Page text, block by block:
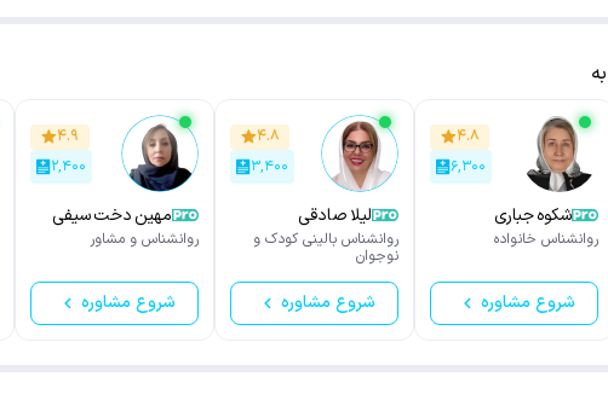
۴.۸
۶,۳۰۰
شکوه جباری
روانشناس خانواده
شروع مشاوره
۴.۸
۳,۴۰۰
لیلا صادقی
روانشناس بالینی کودک و
نوجوان
شروع مشاوره
۴.۹
۲,۴۰۰
مهین دخت سیفی
روانشناس و مشاور
شروع مشاوره